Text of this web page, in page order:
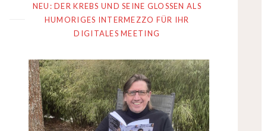
NEU: DER KREBS UND SEINE GLOSSEN ALS
HUMORIGES INTERMEZZO FÜR IHR
DIGITALES MEETING